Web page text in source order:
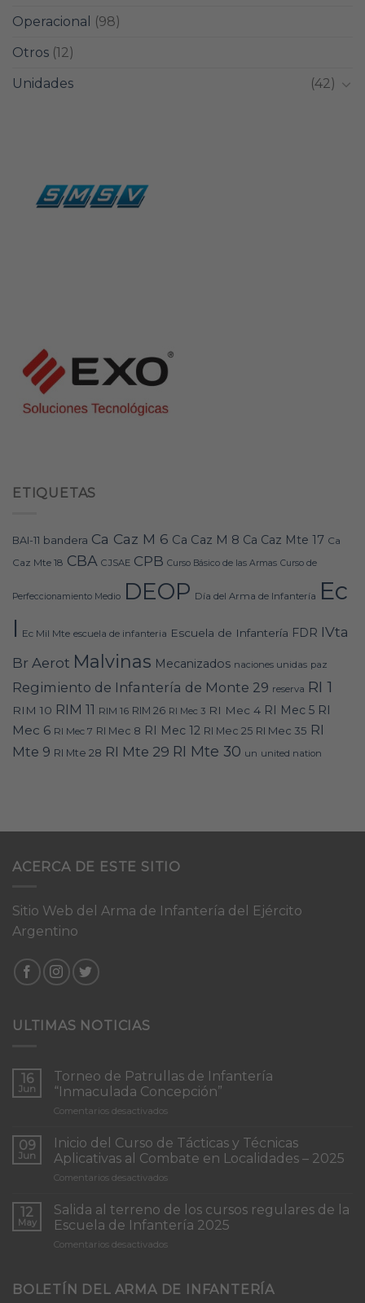
Operacional
(98)
Otros (12)
Unidades
(42)
ETIQUETAS
BAI-11 bandera Ca Caz M 6 Ca Caz M 8 Ca Caz Mte 17 Ca
Caz Mte 18 CBA CJSAE CPB Curso Básico de las Armas Curso de
Perfeccionamiento Medio DEOP Día del Arma de Infantería Ec
I Ec Mil Mte escuela de infanteria Escuela de Infantería FDR IVta
Br Aerot Malvinas Mecanizados naciones unidas paz
Regimiento de Infantería de Monte 29 reserva RI 1
RIM 10 RIM 11 RIM 16 RIM 26 RI Mec 3 RI Mec 4 RI Mec 5 RI
Mec 6 RI Mec 7 RI Mec 8 RI Mec 12 RI Mec 25 RI Mec 35 RI
Mte 9 RI Mte 28 RI Mte 29 RI Mte 30 un united nation
ACERCA DE ESTE SITIO
Sitio Web del Arma de Infantería del Ejército
Argentino
ULTIMAS NOTICIAS
16
Jun
Torneo de Patrullas de Infantería
“Inmaculada Concepción”
Comentarios desactivadosen
de
Patrullas
de
Infantería
Concepción”
09
Jun
Inicio del Curso de Tácticas y Técnicas
Aplicativas al Combate en Localidades – 2025
Comentarios desactivadosen
del
Curso
de
Tácticas
Aplicativas
12
May
Salida al terreno de los cursos regulares de la
Escuela de Infantería 2025
Comentarios desactivadosen
terreno
BOLETÍN DEL ARMA DE INFANTERÍA